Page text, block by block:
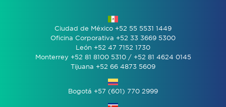
Ciudad de México +52 55 5531 1449
Oficina Corporativa +52 33 3669 5300
León +52 47 7152 1730
Monterrey +52 81 8100 5310 / +52 81 4624 0145
Tijuana +52 66 4873 5609
Bogotá +57 (601) 770 2999